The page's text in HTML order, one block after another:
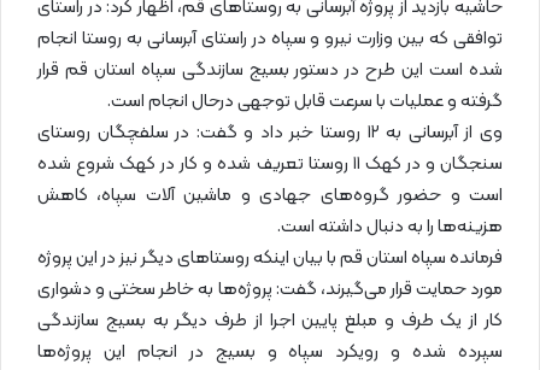
حاشیه بازدید از پروژه آبرسانی به روستاهای قم، اظهار کرد: در راستای
توافقی که بین وزارت نیرو و سپاه در راستای آبرسانی به روستا انجام
شده است این طرح در دستور بسیج سازندگی سپاه استان قم قرار
گرفته و عملیات با سرعت قابل توجهی درحال انجام است.
وی از آبرسانی به ۱۲ روستا خبر داد و گفت: در سلفچگان روستای
سنجگان و در کهک ۱۱ روستا تعریف شده و کار در کهک شروع شده
است و حضور گروه‌های جهادی و ماشین آلات سپاه، کاهش
هزینه‌ها را به دنبال داشته است.
فرمانده سپاه استان قم با بیان اینکه روستاهای دیگر نیز در این پروژه
مورد حمایت قرار می‌گیرند، گفت: پروژه‌ها به خاطر سختی و دشواری
کار از یک طرف و مبلغ پایین اجرا از طرف دیگر به بسیج سازندگی
سپرده شده و رویکرد سپاه و بسیج در انجام این پروژه‌ها